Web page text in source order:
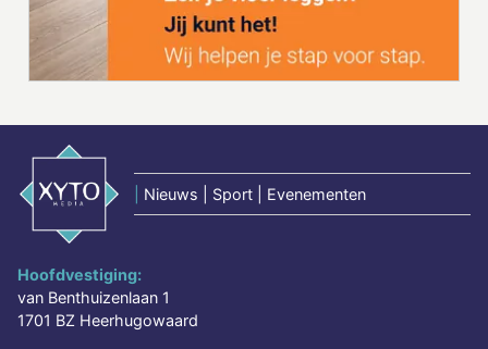
Nieuws | Sport | Evenementen
Hoofdvestiging:
van Benthuizenlaan 1
1701 BZ Heerhugowaard